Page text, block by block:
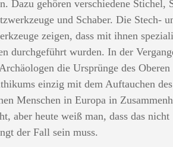
Dazu gehören verschiedene Stichel,
und Schaber. Die Stech-
zeigen, dass mit ihnen
durchgeführt wurden. In der
die Ursprünge des Oberen
einzig mit dem Auftauchen des
Menschen in Europa in
aber heute weiß man, dass das nicht
der Fall sein muss.